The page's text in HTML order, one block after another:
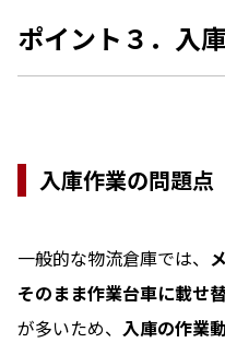
ポイント３．入
入庫作業の問題点
一般的な物流倉庫では、
そのまま作業台車に載せ
が多いため、 入庫の作業